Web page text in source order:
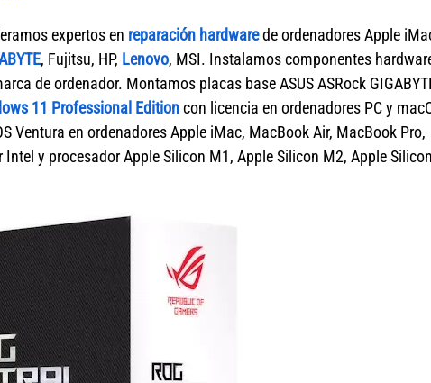
expertos en reparación hardwarede ordenadores Apple
, Fujitsu, HP, Lenovo, MSI. Instalamos componentes
de ordenador. Montamos placas base ASUS ASRock
11 Professional Editioncon licencia en ordenadores PC y
Ventura en ordenadores Apple iMac, MacBook Air, MacBook Pro,
y procesador Apple Silicon M1, Apple Silicon M2, Apple